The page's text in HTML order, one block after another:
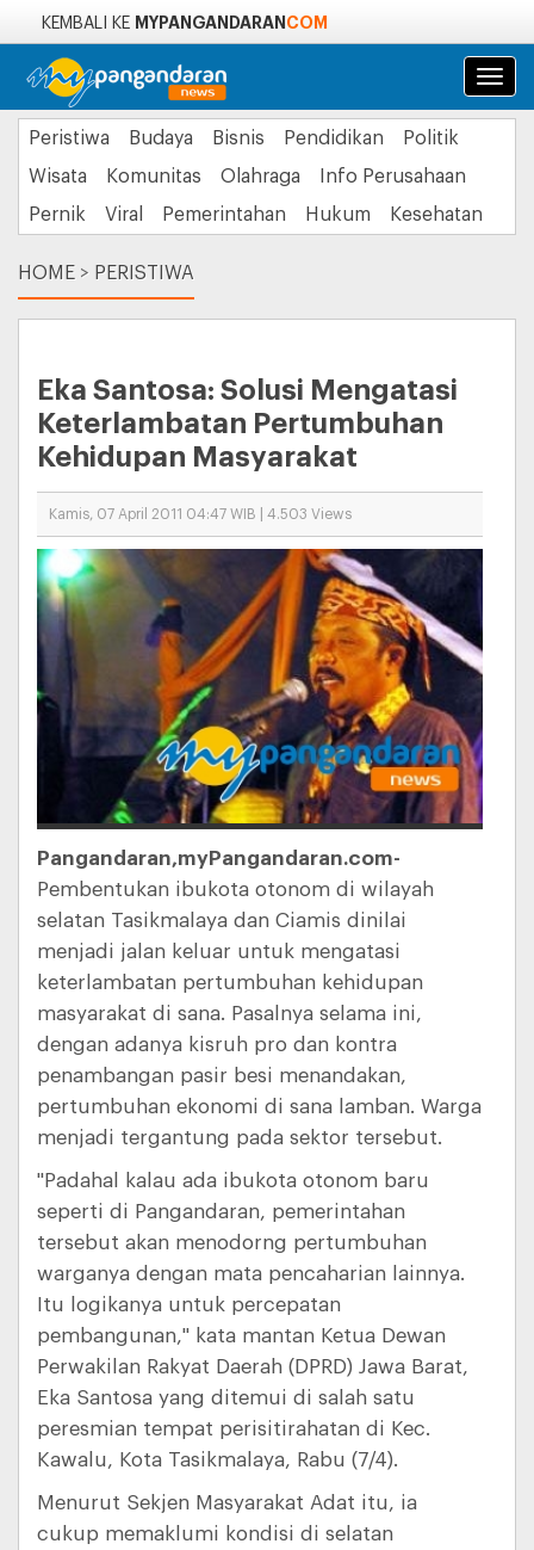
KEMBALI KE MYPANGANDARAN COM
Peristiwa Budaya Bisnis Pendidikan
Politik
Wisata
Komunitas Olahraga
Info Perusahaan
Pernik
Viral Pemerintahan Hukum Kesehatan
HOME > PERISTIWA
Eka Santosa: Solusi Mengatasi
Keterlambatan Pertumbuhan
Kehidupan Masyarakat
Kamis, 07 April 2011 04:47 WIB | 4.503 Views
Pangandaran,myPangandaran.com-
Pembentukan ibukota otonom di wilayah
selatan Tasikmalaya dan Ciamis dinilai
menjadi jalan keluar untuk mengatasi
keterlambatan pertumbuhan kehidupan
masyarakat di sana. Pasalnya selama ini,
dengan adanya kisruh pro dan kontra
penambangan pasir besi menandakan,
pertumbuhan ekonomi di sana lamban. Warga
menjadi tergantung pada sektor tersebut.
"Padahal kalau ada ibukota otonom baru
seperti di Pangandaran, pemerintahan
tersebut akan menodorng pertumbuhan
warganya dengan mata pencaharian lainnya.
Itu logikanya untuk percepatan
pembangunan," kata mantan Ketua Dewan
Perwakilan Rakyat Daerah (DPRD) Jawa Barat,
Eka Santosa yang ditemui di salah satu
peresmian tempat perisitirahatan di Kec.
Kawalu, Kota Tasikmalaya, Rabu (7/4).
Menurut Sekjen Masyarakat Adat itu, ia
cukup memaklumi kondisi di selatan